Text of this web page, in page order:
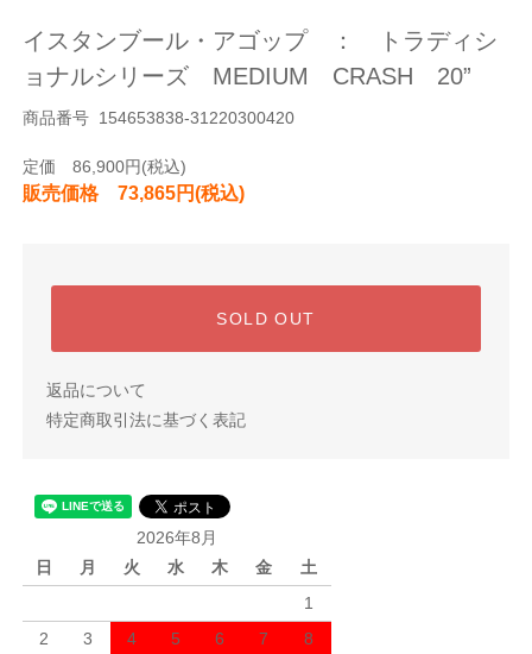
イスタンブール・アゴップ ： トラディシ
ョナルシリーズ MEDIUM CRASH 20”
商品番号 154653838-31220300420
定価 86,900円(税込)
販売価格 73,865円(税込)
SOLD OUT
返品について
特定商取引法に基づく表記
2026年8月
日
月 火 水 木 金
土
1
2
3 4 5 6 7
8